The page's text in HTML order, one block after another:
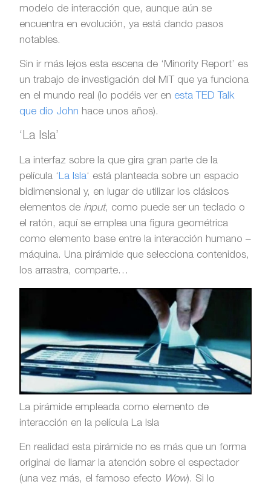
modelo de interacción que, aunque aún se
encuentra en evolución, ya está dando pasos
notables.
Sin ir más lejos esta escena de ‘Minority Report’ es
un trabajo de investigación del MIT que ya funciona
en el mundo real (lo podéis ver en esta TED Talk
que dio John hace unos años).
‘La Isla’
La interfaz sobre la que gira gran parte de la
película ‘La Isla‘ está planteada sobre un espacio
bidimensional y, en lugar de utilizar los clásicos
elementos de input, como puede ser un teclado o
el ratón, aquí se emplea una figura geométrica
como elemento base entre la interacción humano –
máquina. Una pirámide que selecciona contenidos,
los arrastra, comparte…
La pirámide empleada como elemento de
interacción en la película La Isla
En realidad esta pirámide no es más que un forma
original de llamar la atención sobre el espectador
(una vez más, el famoso efecto Wow). Si lo